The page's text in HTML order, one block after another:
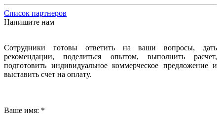
Список партнеров
Напишите нам
Сотрудники готовы ответить на ваши вопросы, дать
рекомендации, поделиться опытом, выполнить расчет,
подготовить индивидуальное коммерческое предложение и
выставить счет на оплату.
Ваше имя: *